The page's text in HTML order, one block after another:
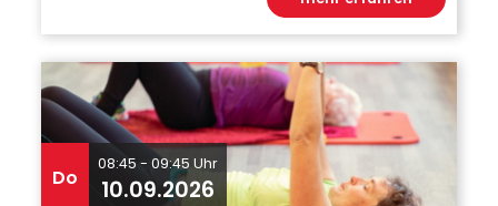
Do
08:45 - 09:45 Uhr
10.09.2026